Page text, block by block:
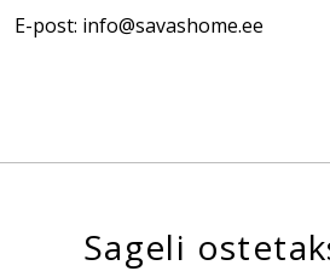
E-post: info@savashome.ee
Sageli